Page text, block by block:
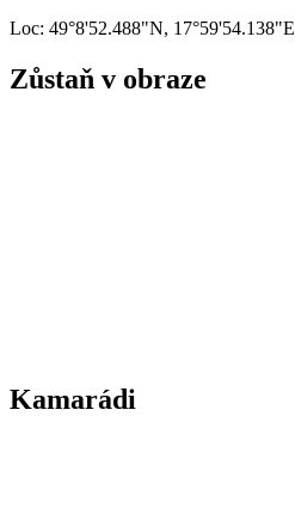
Loc: 49°8'52.488"N, 17°59'54.138"E
Zůstaň v obraze
Kamarádi